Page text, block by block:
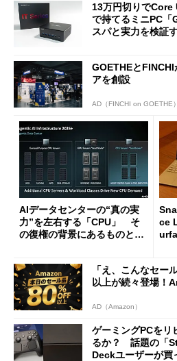
13万円切りで
で持てるミニPC「
スパと実力を検証
GOETHEと
アを創設
AD（FINCHI on GOETHE）
AIデータセンターの“真の実
力”を左右する「CPU」 そ
の復権の背景にあるものと
ce
た
「え、こんなセー
以上が続々登場！
AD（Amazon）
ゲーミングPCをリ
るか？ 話題の「
Deckユーザーが買